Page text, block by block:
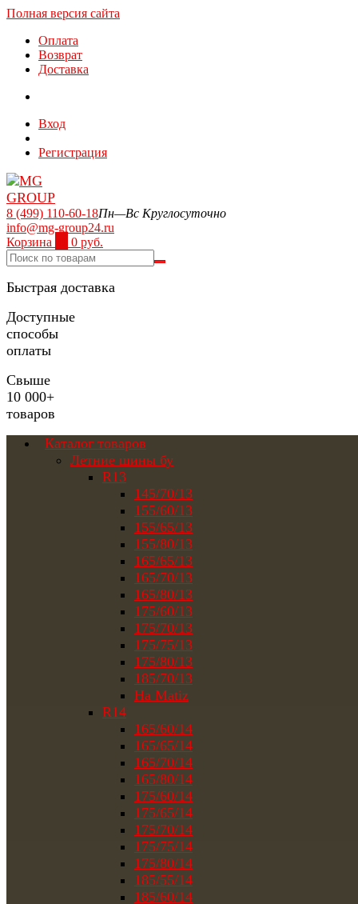
Полная версия сайта
Оплата
Возврат
Доставка
Вход
Регистрация
8 (499) 110-60-18Пн—Вс Круглосуточно
info@mg-group24.ru
Корзина
0 руб.
Быстрая доставка
Доступные
способы
оплаты
Свыше
10 000+
товаров
Каталог товаров
Летние шины бу
R13
145/70/13
155/60/13
155/65/13
155/80/13
165/65/13
165/70/13
165/80/13
175/60/13
175/70/13
175/75/13
175/80/13
185/70/13
На Matiz
R14
165/60/14
165/65/14
165/70/14
165/80/14
175/60/14
175/65/14
175/70/14
175/75/14
175/80/14
185/55/14
185/60/14